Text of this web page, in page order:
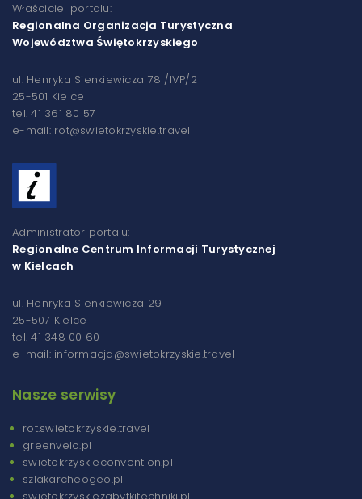
Właściciel portalu:
Regionalna Organizacja Turystyczna
Województwa Świętokrzyskiego
ul. Henryka Sienkiewicza 78 /IVP/2
25-501 Kielce
tel. 41 361 80 57
e-mail: rot@swietokrzyskie.travel
Administrator portalu:
Regionalne Centrum Informacji Turystycznej
w Kielcach
ul. Henryka Sienkiewicza 29
25-507 Kielce
tel. 41 348 00 60
e-mail: informacja@swietokrzyskie.travel
Nasze serwisy
rot.swietokrzyskie.travel
greenvelo.pl
swietokrzyskieconvention.pl
szlakarcheogeo.pl